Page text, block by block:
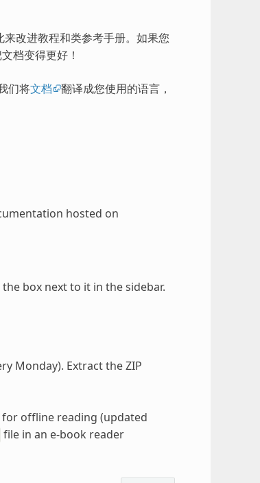
改进教程和类参考手册。如果您
档变得更好！
们将文档
翻译成您使用的语言，
hosted on
box next to it in the sidebar.
Monday). Extract the ZIP
offline reading (updated
file in an e-book reader